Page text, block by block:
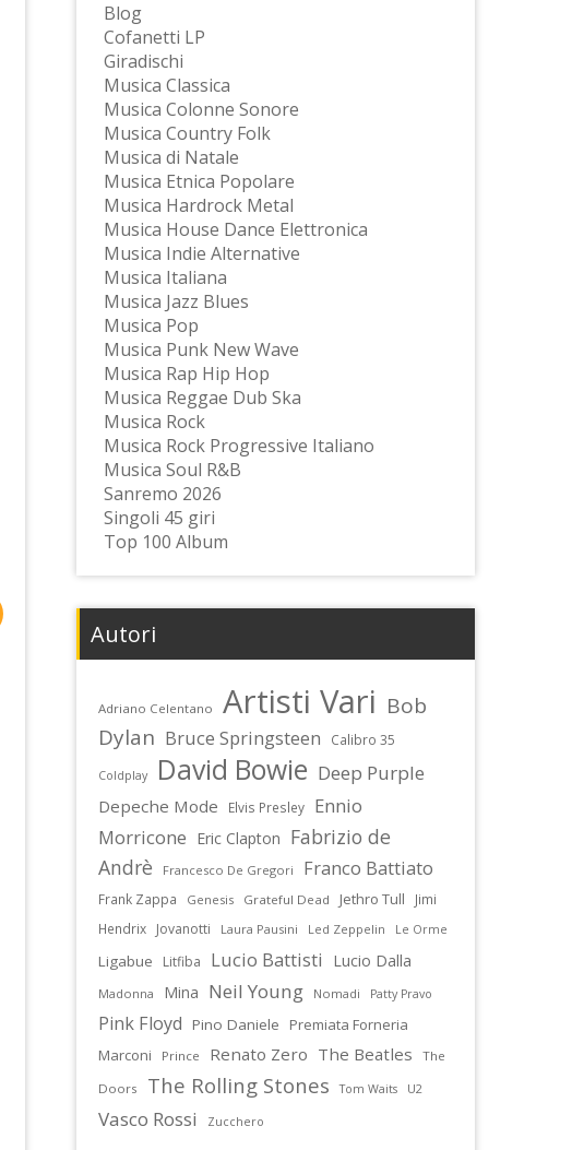
Blog
Cofanetti LP
Giradischi
Musica Classica
Musica Colonne Sonore
Musica Country Folk
Musica di Natale
Musica Etnica Popolare
Musica Hardrock Metal
Musica House Dance Elettronica
Musica Indie Alternative
Musica Italiana
Musica Jazz Blues
Musica Pop
Musica Punk New Wave
Musica Rap Hip Hop
Musica Reggae Dub Ska
Musica Rock
Musica Rock Progressive Italiano
Musica Soul R&B
Sanremo 2026
Singoli 45 giri
Top 100 Album
Autori
Adriano Celentano Artisti Vari Bob
Dylan Bruce Springsteen Calibro 35
Coldplay David Bowie Deep Purple
Depeche Mode Elvis Presley
Ennio
Morricone Eric Clapton Fabrizio de
Andrè
Francesco De Gregori Franco Battiato
Frank Zappa Genesis Grateful Dead Jethro Tull
Jimi
Hendrix
Jovanotti Laura Pausini Led Zeppelin Le Orme
Ligabue Litfiba Lucio Battisti Lucio Dalla
Madonna Mina Neil Young Nomadi Patty Pravo
Pink Floyd Pino Daniele
Premiata Forneria
Marconi
Prince Renato Zero The Beatles
The
Doors
The Rolling Stones Tom Waits U2
Vasco Rossi Zucchero